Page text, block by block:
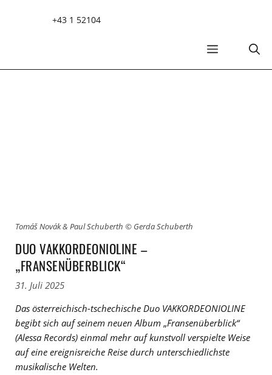
+43 1 52104
MENÜ
Tomáš Novák & Paul Schuberth © Gerda Schuberth
DUO VAKKORDEONIOLINE –
„FRANSENÜBERBLICK“
31. Juli 2025
Das österreichisch-tschechische Duo VAKKORDEONIOLINE
begibt sich auf seinem neuen Album „Fransenüberblick“
(Alessa Records) einmal mehr auf kunstvoll verspielte Weise
auf eine ereignisreiche Reise durch unterschiedlichste
musikalische Welten.